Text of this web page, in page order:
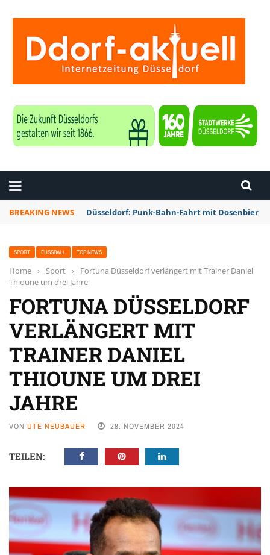
BREAKING NEWS Düsseldorf: Punk-Bahn-Fahrt mit Dosenbier
SPORT FUSSBALL TOP NEWS
Home › Sport ›
Fortuna Düsseldorf verlängert mit Trainer Daniel
Thioune um drei Jahre
FORTUNA DÜSSELDORF
VERLÄNGERT MIT
TRAINER DANIEL
THIOUNE UM DREI
JAHRE
VON UTE NEUBAUER 28. NOVEMBER 2024
TEILEN: